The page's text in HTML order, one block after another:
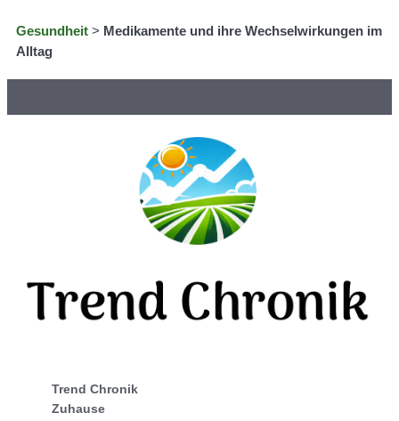
Gesundheit > Medikamente und ihre Wechselwirkungen im
Alltag
Trend Chronik
Zuhause